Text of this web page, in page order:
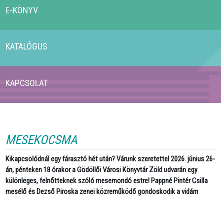
E-KÖNYV
KATALÓGUS
KAPCSOLAT
MESEKOCSMA
Kikapcsolódnál egy fárasztó hét után? Várunk szeretettel 2026. június 26-
án, pénteken 18 órakor a Gödöllői Városi Könyvtár Zöld udvarán egy
különleges, felnőtteknek szóló mesemondó estre! Pappné Pintér Csilla
mesélő és Dezső Piroska zenei közreműködő gondoskodik a vidám